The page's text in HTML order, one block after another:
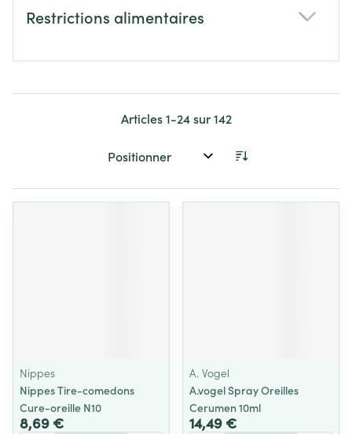
Restrictions alimentaires
Articles1-24sur142
Trier par:
Nippes
Nippes Tire-comedons
Cure-oreille N10
8,69 €
A. Vogel
A.vogel Spray Oreilles
Cerumen 10ml
14,49 €